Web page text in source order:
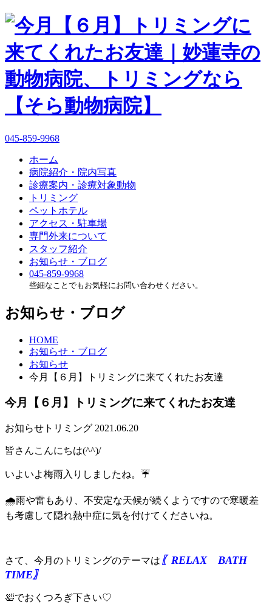
045-859-9968
ホーム
病院紹介・院内写真
診療案内・診療対象動物
トリミング
ペットホテル
アクセス・駐車場
専門外来について
スタッフ紹介
お知らせ・ブログ
045-859-9968
些細なことでもお気軽にお問い合わせください。
お知らせ・ブログ
HOME
お知らせ・ブログ
お知らせ
今月【６月】トリミングに来てくれたお友達
今月【６月】トリミングに来てくれたお友達
お知らせ トリミング 2021.06.20
皆さんこんにちは(^^)/
いよいよ梅雨入りしましたね。☔
🌧雨や雷もあり、不安定な天候が続くようですので寒暖差
も考慮して隠れ熱中症に気を付けてくださいね。
さて、今月のトリミングのテーマは 〖RELAX BATH
TIME〗
🛀でおくつろぎ下さい♡